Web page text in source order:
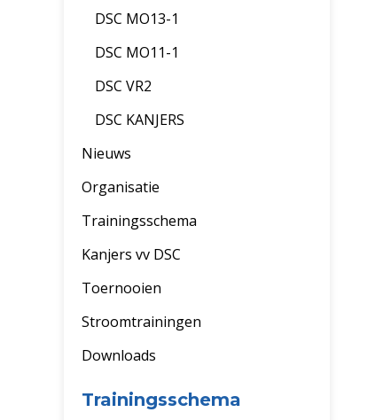
DSC MO13-1
DSC MO11-1
DSC VR2
DSC KANJERS
Nieuws
Organisatie
Trainingsschema
Kanjers vv DSC
Toernooien
Stroomtrainingen
Downloads
Trainingsschema